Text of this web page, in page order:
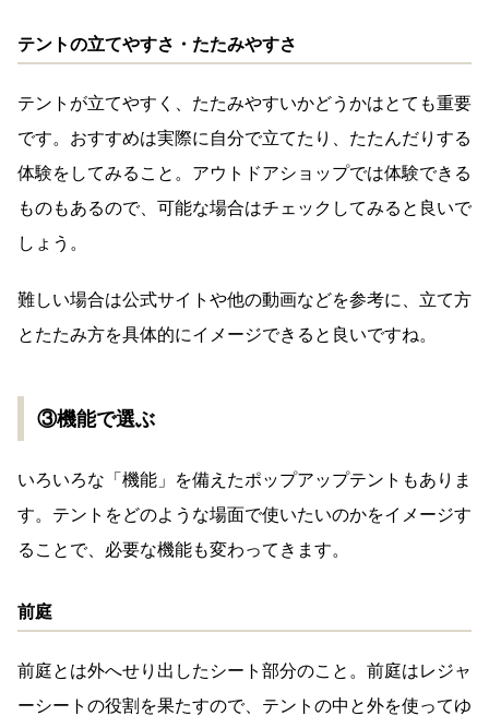
テントの立てやすさ・たたみやすさ
テントが立てやすく、たたみやすいかどうかはとても重要
です。おすすめは実際に自分で立てたり、たたんだりする
体験をしてみること。アウトドアショップでは体験できる
ものもあるので、可能な場合はチェックしてみると良いで
しょう。
難しい場合は公式サイトや他の動画などを参考に、立て方
とたたみ方を具体的にイメージできると良いですね。
③機能で選ぶ
いろいろな「機能」を備えたポップアップテントもありま
す。テントをどのような場面で使いたいのかをイメージす
ることで、必要な機能も変わってきます。
前庭
前庭とは外へせり出したシート部分のこと。前庭はレジャ
ーシートの役割を果たすので、テントの中と外を使ってゆ